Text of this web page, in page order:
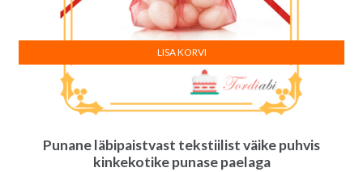
Punane läbipaistvast tekstiilist väike puhvis
kinkekotike punase paelaga
LISA KORVI